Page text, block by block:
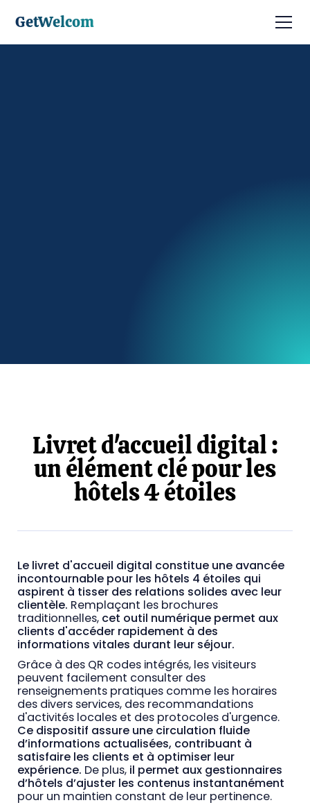
GetWelcom
Livret d'accueil digital :
un élément clé pour les
hôtels 4 étoiles
Le livret d'accueil digital constitue une avancée
incontournable pour les hôtels 4 étoiles qui
aspirent à tisser des relations solides avec leur
clientèle. Remplaçant les brochures
traditionnelles, cet outil numérique permet aux
clients d'accéder rapidement à des
informations vitales durant leur séjour.
Grâce à des QR codes intégrés, les visiteurs
peuvent facilement consulter des
renseignements pratiques comme les horaires
des divers services, des recommandations
d'activités locales et des protocoles d'urgence.
Ce dispositif assure une circulation fluide
d’informations actualisées, contribuant à
satisfaire les clients et à optimiser leur
expérience. De plus, il permet aux gestionnaires
d’hôtels d’ajuster les contenus instantanément
pour un maintien constant de leur pertinence.